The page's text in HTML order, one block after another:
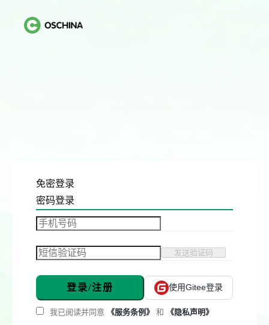
免密登录
密码登录
发送验证码
登录/注册 使用Gitee登录
我已阅读并同意 《服务条例》 和 《隐私声明》